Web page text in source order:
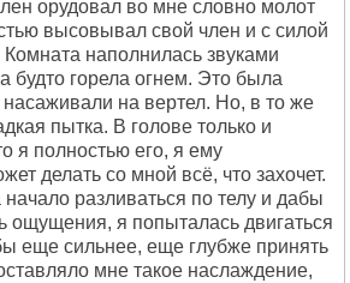
орудовал во мне словно молот
высовывал свой член и с силой
Комната наполнилась звуками
будто горела огнем. Это была
на вертел. Но, в то же
пытка. В голове только и
я полностью его, я ему
делать со мной всё, что захочет.
разливаться по телу и дабы
ощущения, я попыталась двигаться
еще сильнее, еще глубже принять
мне такое наслаждение,